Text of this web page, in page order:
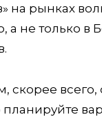
рынках
а не только в
всего,
планируйте